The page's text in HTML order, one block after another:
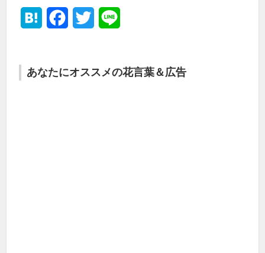
Hatena Facebook
Twitter
あなたにオススメの花言葉＆広告